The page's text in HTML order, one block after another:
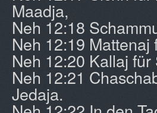
Maadja,
Neh 12:18
Neh 12:19
Neh 12:20 Kallaj
Neh 12:21
Jedaja.